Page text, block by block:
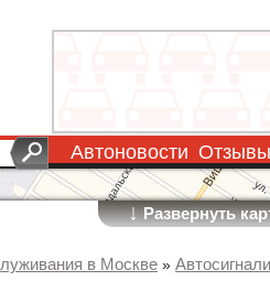
Автоновости Отзывы
↓Развернуть
в Москве »